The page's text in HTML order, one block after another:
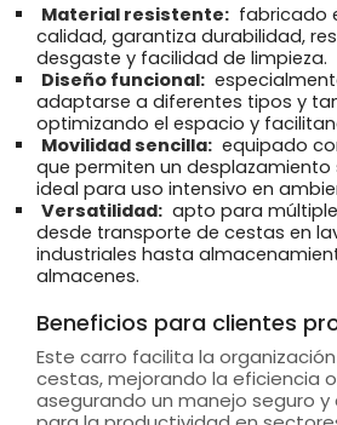
Material resistente: fabricado
calidad, garantiza durabilidad,
desgaste y facilidad de limpieza.
Diseño funcional:
adaptarse a diferentes tipos y
optimizando el espacio y
Movilidad sencilla: equipado
que permiten un desplazamiento
ideal para uso intensivo en
Versatilidad: apto para
desde transporte de cestas en
industriales hasta
almacenes.
Beneficios para clientes
Este carro facilita la
cestas, mejorando la eficiencia
asegurando un manejo seguro